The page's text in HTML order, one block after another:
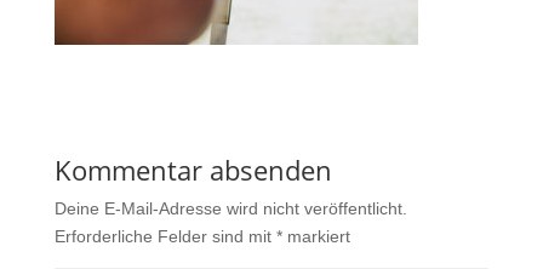
Kommentar absenden
Deine E-Mail-Adresse wird nicht veröffentlicht.
Erforderliche Felder sind mit *markiert